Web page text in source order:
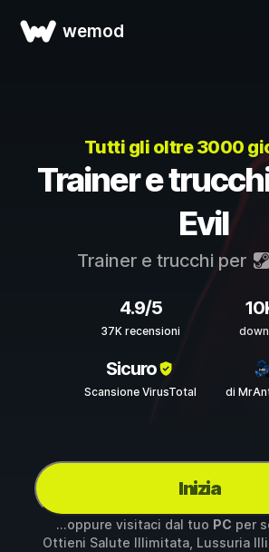
wemod
Tutti gli oltre 3000
Trainer e
Evil
Trainer e trucchi per
4.9/5
37K recensioni
Sicuro
Scansione VirusTotal di
Inizia
...oppure visitaci dal tuo PC per
Ottieni Salute Illimitata, Lussuria